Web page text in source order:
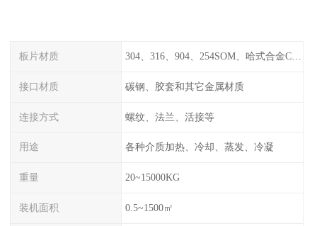
板片材质 304、316、904、254SOM、哈式合金C-276、TA1等
接口材质 碳钢、胶套和其它金属材质
连接方式 螺纹、法兰、活接等
用途 各种介质加热、冷却、蒸发、冷凝
重量 20~15000KG
装机面积 0.5~1500㎡